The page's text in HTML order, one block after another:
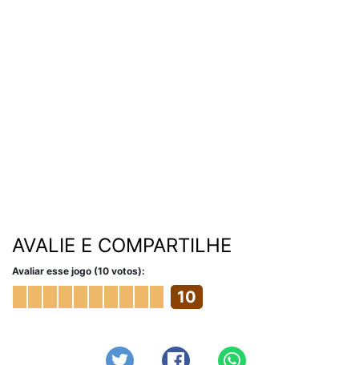
AVALIE E COMPARTILHE
Avaliar esse jogo (10 votos):
10